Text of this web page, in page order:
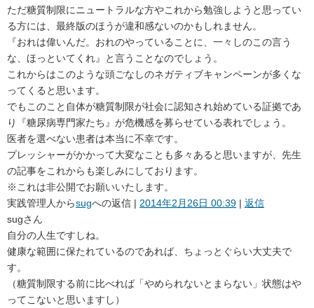
ただ糖質制限にニュートラルな方やこれから勉強しようと思ってい
る方には、最終版のほうが違和感ないのかもしれません。
『おれは偉いんだ。おれのやっていることに、一々しのこの言う
な、ほっといてくれ』と言うことなのでしょう。
これからはこのような頭ごなしのネガティブキャンペーンが多くな
ってくると思います。
でもこのこと自体が糖質制限が社会に認知され始めている証拠であ
り『糖尿病専門家たち』が危機感を募らせている表れでしょう。
医者を選べない患者は本当に不幸です。
プレッシャーがかかって大変なことも多々あると思いますが、先生
の記事をこれからも楽しみにしております。
※これは非公開でお願いいたします。
実践管理人からsugへの返信 | 2014年2月26日 00:39 | 返信
sugさん
自分の人生ですしね。
健康な範囲に保たれているのであれば、ちょっとぐらい大丈夫で
す。
（糖質制限する前に比べれば「やめられないとまらない」状態はや
ってこないと思いますし）